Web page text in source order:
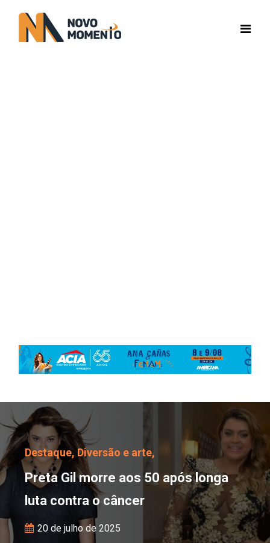
Preta Gil morre aos 50
Destaque,Diversão e arte,
Preta Gil morre aos 50 após longa
luta contra o câncer
20 de julho de 2025